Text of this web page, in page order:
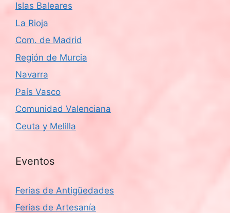
Islas Baleares
La Rioja
Com. de Madrid
Región de Murcia
Navarra
País Vasco
Comunidad Valenciana
Ceuta y Melilla
Eventos
Ferias de Antigüedades
Ferias de Artesanía